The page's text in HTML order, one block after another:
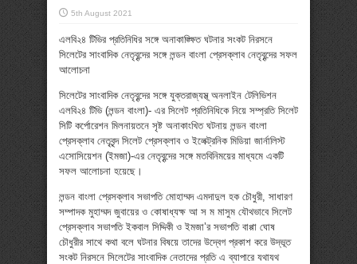
5th August 2021
এলবি২৪ টিভির প্রতিনিধির সঙ্গে অনাকাঙ্ক্ষিত ঘটনার সংকট নিরসনে
সিলেটের সাংবাদিক নেতৃবৃন্দের সঙ্গে লন্ডন বাংলা প্রেসক্লাব নেতৃবৃন্দের সফল
আলোচনা
সিলেটের সাংবাদিক নেতৃবৃন্দের সঙ্গে যুক্তরাজ্যস্থ্ অনলাইন টেলিভিশন
এলবি২৪ টিভি (লন্ডন বাংলা)- এর সিলেট প্রতিনিধিকে নিয়ে সম্প্রতি সিলেট
সিটি কর্পোরেশন মিলনায়তনে সৃষ্ট অনাকাংখিত ঘটনায় লন্ডন বাংলা
প্রেসক্লাব নেতৃবৃন্দ সিলেট প্রেসক্লাব ও ইলেক্ট্রনিক মিডিয়া জার্নালিস্ট
এসোসিয়েশন (ইমজা)-এর নেতৃবৃন্দের সঙ্গে মতবিনিময়ের মাধ্যমে একটি
সফল আলোচনা হয়েছে।
লন্ডন বাংলা প্রেসক্লাব সভাপতি মোহাম্মদ এমদাদুল হক চৌধুরী, সাধারণ
সম্পাদক মুহাম্মদ জুবায়ের ও কোষাধ্যক্ষ আ স ম মাসুম যৌথভাবে সিলেট
প্রেসক্লাব সভাপতি ইকবাল সিদ্দিকী ও ইমজা’র সভাপতি বাপ্পা ঘোষ
চৌধুরীর সাথে কথা বলে ঘটনার বিষয়ে তাদের উদ্বেগ প্রকাশ করে উদ্ভূত
সংকট নিরসনে সিলেটের সাংবাদিক নেতাদের প্রতি এ ব্যাপারে যথাযথ